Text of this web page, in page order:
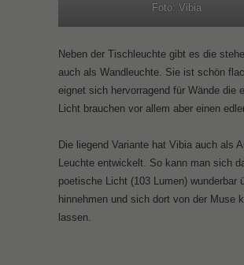
Foto: Vibia
Neben der Tischleuchte gibt es die
auch als Wandleuchte. Sie ist schön
eignet sich hervorragend für Wände die
Licht brauchen vor allem aber einen
Die liegend Variante hat Vibia auch als
Leuchte entwickelt. So kann man sich
poetische Licht (103 Lumen) wunderbar
hinnehmen und sich dort von der Muse
lassen.